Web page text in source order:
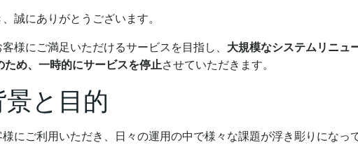
誠にありがとうございます。
様にご満足いただけるサービスを目指し、 大規模なシステムリニュ
め、一時的にサービスを停止させていただきます。
と目的
にご利用いただき、日々の運用の中で様々な課題が浮き彫りにな